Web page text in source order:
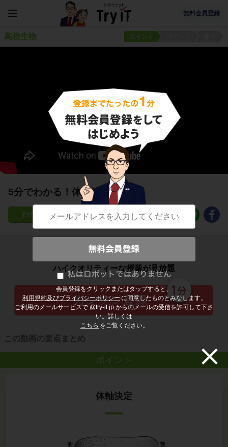
無料会員登録
会員登録をクリックまたはタップすると、
利用規約及びプライバシーポリシー に同意したものとみなします。
ご利用のメールサービスで @try-it.jp からのメールの受信を許可して下さ
い。詳しくは
こちら をご覧ください。
高校生物 ポイント
5分でわかる！体軸決定
35
子どもの勉強から大人の学び直しまで
ハイクオリティーな授業が見放題
この動画の要点まとめ
ポイント
体軸決定